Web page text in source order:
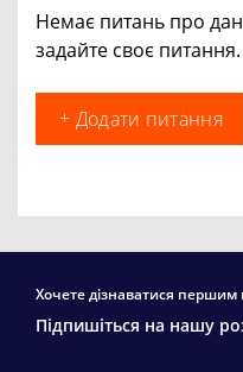
Немає питань про
задайте своє питання.
+ Додати питання
Хочете дізнаватися першим
Підпишіться на нашу